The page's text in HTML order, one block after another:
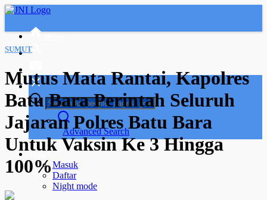
Advanced Search
Masuk
Daftar
Night mode
SUMUT
Mutus Mata Rantai, Kapolres
Batu Bara Perintah Seluruh
Jajaran Polres Batu Bara
Untuk Vaksin Ke 3 Hingga
100%